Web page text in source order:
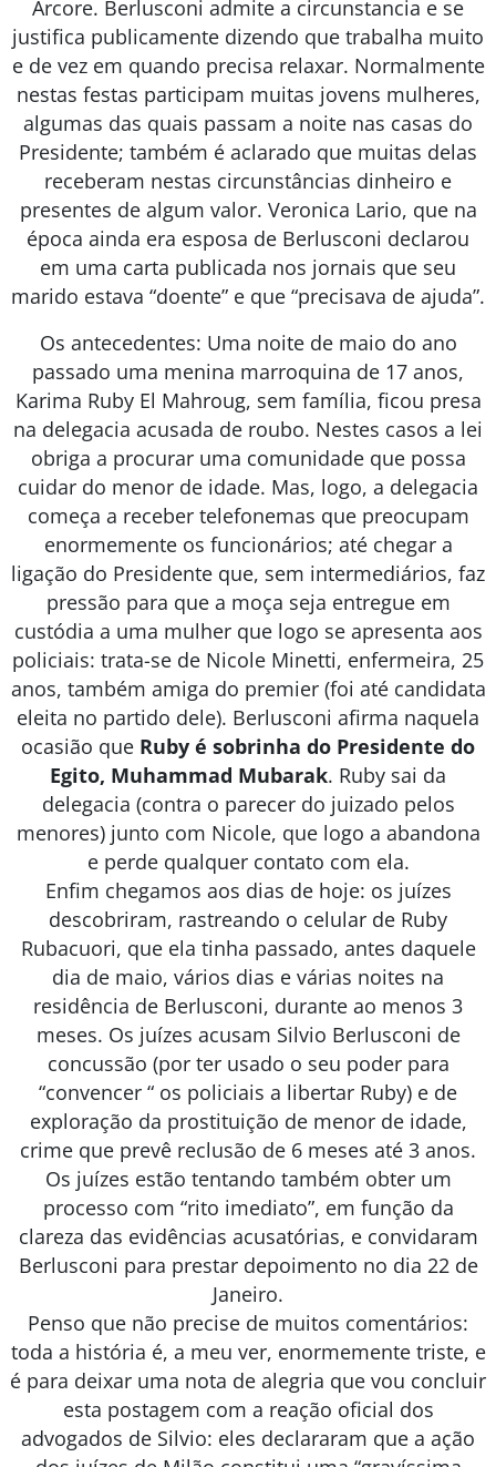
Arcore. Berlusconi admite a circunstancia e se
justifica publicamente dizendo que trabalha muito
e de vez em quando precisa relaxar. Normalmente
nestas festas participam muitas jovens mulheres,
algumas das quais passam a noite nas casas do
Presidente; também é aclarado que muitas delas
receberam nestas circunstâncias dinheiro e
presentes de algum valor. Veronica Lario, que na
época ainda era esposa de Berlusconi declarou
em uma carta publicada nos jornais que seu
marido estava “doente” e que “precisava de ajuda”.
Os antecedentes: Uma noite de maio do ano
passado uma menina marroquina de 17 anos,
Karima Ruby El Mahroug, sem família, ficou presa
na delegacia acusada de roubo. Nestes casos a lei
obriga a procurar uma comunidade que possa
cuidar do menor de idade. Mas, logo, a delegacia
começa a receber telefonemas que preocupam
enormemente os funcionários; até chegar a
ligação do Presidente que, sem intermediários, faz
pressão para que a moça seja entregue em
custódia a uma mulher que logo se apresenta aos
policiais: trata-se de Nicole Minetti, enfermeira, 25
anos, também amiga do premier (foi até candidata
eleita no partido dele). Berlusconi afirma naquela
ocasião que Ruby é sobrinha do Presidente do
Egito, Muhammad Mubarak. Ruby sai da
delegacia (contra o parecer do juizado pelos
menores) junto com Nicole, que logo a abandona
e perde qualquer contato com ela.
Enfim chegamos aos dias de hoje: os juízes
descobriram, rastreando o celular de Ruby
Rubacuori, que ela tinha passado, antes daquele
dia de maio, vários dias e várias noites na
residência de Berlusconi, durante ao menos 3
meses. Os juízes acusam Silvio Berlusconi de
concussão (por ter usado o seu poder para
“convencer “ os policiais a libertar Ruby) e de
exploração da prostituição de menor de idade,
crime que prevê reclusão de 6 meses até 3 anos.
Os juízes estão tentando também obter um
processo com “rito imediato”, em função da
clareza das evidências acusatórias, e convidaram
Berlusconi para prestar depoimento no dia 22 de
Janeiro.
Penso que não precise de muitos comentários:
toda a história é, a meu ver, enormemente triste, e
é para deixar uma nota de alegria que vou concluir
esta postagem com a reação oficial dos
advogados de Silvio: eles declararam que a ação